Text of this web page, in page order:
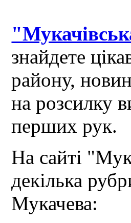
знайдете
району,
на розсилку
перших рук.
На сайті
декілька
Мукачева: